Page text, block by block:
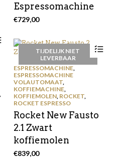
Espressomachine
€729,00
TIJDELIJK NIET
LEVERBAAR
ESPRESSOMACHINE,
ESPRESSOMACHINE
VOLAUTOMAAT,
KOFFIEMACHINE,
KOFFIEMOLEN, ROCKET,
ROCKET ESPRESSO
Rocket New Fausto
2.1 Zwart
koffiemolen
€839,00